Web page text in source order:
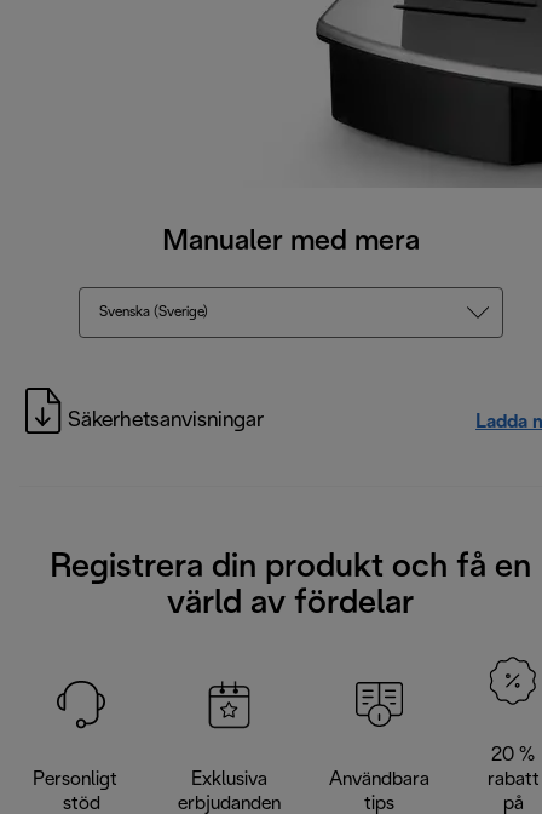
Manualer med mera
Svenska (Sverige)
Säkerhetsanvisningar Ladda
Registrera din produkt och få en
värld av fördelar
Personligt
stöd
Exklusiva
erbjudanden
Användbara
tips
20 %
rabatt
på